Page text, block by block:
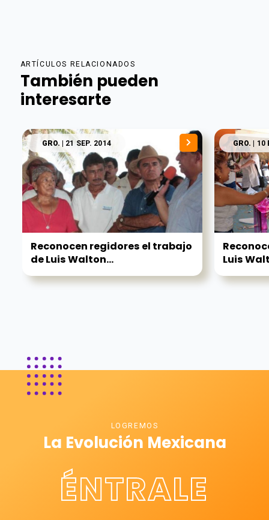
ARTÍCULOS RELACIONADOS
También pueden
interesarte
GRO. | 21 SEP. 2014
Reconocen regidores el trabajo
de Luis Walton...
GRO. | 10
Luis
LOGREMOS
La Evolución Mexicana
ÉNTRALE